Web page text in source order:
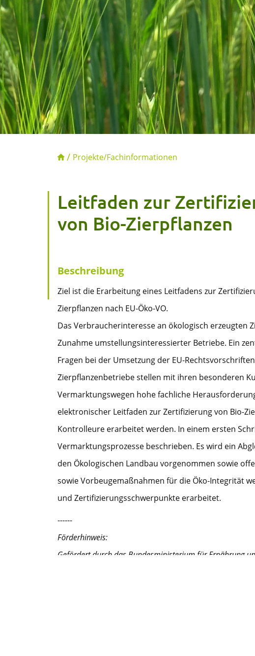
Projekte/Fachinformationen
Leitfaden zur
von Bio-Zierpflanzen
Beschreibung
Ziel ist die Erarbeitung eines Leitfadens zur
Zierpflanzen nach EU-Öko-VO.
Das Verbraucherinteresse an ökologisch erzeugten
Zunahme umstellungsinteressierter Betriebe. Ein
Fragen bei der Umsetzung der EU-
Zierpflanzenbetriebe stellen mit ihren besonderen
Vermarktungswegen hohe fachliche
elektronischer Leitfaden zur Zertifizierung von Bio-
Kontrolleure erarbeitet werden. In einem ersten
Vermarktungsprozesse beschrieben. Es wird ein
den Ökologischen Landbau vorgenommen sowie
sowie Vorbeugemaßnahmen für die Öko-Integrität
und Zertifizierungsschwerpunkte erarbeitet.
------
Förderhinweis:
Gefördert durch das Bundesministerium für Ernährung